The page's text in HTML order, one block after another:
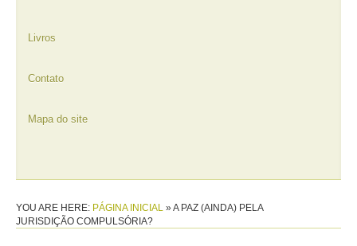
Livros
Contato
Mapa do site
YOU ARE HERE: PÁGINA INICIAL »A PAZ (AINDA) PELA
JURISDIÇÃO COMPULSÓRIA?